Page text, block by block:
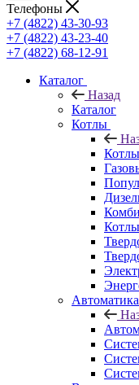
Телефоны
+7 (4822) 43-30-93
+7 (4822) 43-23-40
+7 (4822) 68-12-91
Каталог
Назад
Каталог
Котлы
Котлы